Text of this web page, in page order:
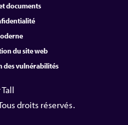
documents
du site web
des vulnérabilités
droits réservés.